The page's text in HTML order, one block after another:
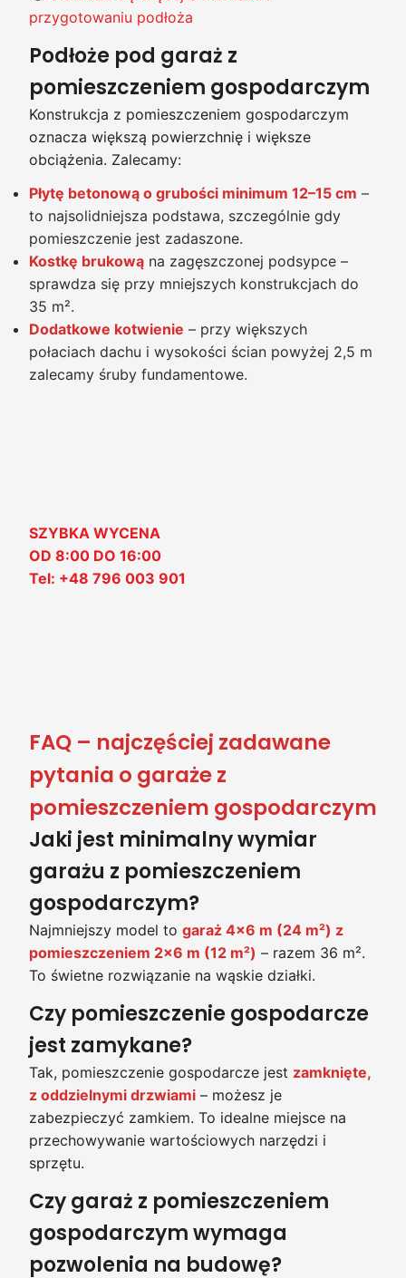
przygotowaniu podłoża
Podłoże pod garaż z
pomieszczeniem gospodarczym
Konstrukcja z pomieszczeniem gospodarczym
oznacza większą powierzchnię i większe
obciążenia. Zalecamy:
Płytę betonową o grubości minimum 12–15 cm –
to najsolidniejsza podstawa, szczególnie gdy
pomieszczenie jest zadaszone.
Kostkę brukową na zagęszczonej podsypce –
sprawdza się przy mniejszych konstrukcjach do
35 m².
Dodatkowe kotwienie – przy większych
połaciach dachu i wysokości ścian powyżej 2,5 m
zalecamy śruby fundamentowe.
SZYBKA WYCENA
OD 8:00 DO 16:00
Tel: +48 796 003 901
FAQ – najczęściej zadawane
pytania o garaże z
pomieszczeniem gospodarczym
Jaki jest minimalny wymiar
garażu z pomieszczeniem
gospodarczym?
Najmniejszy model to garaż 4×6 m (24 m²) z
pomieszczeniem 2×6 m (12 m²) – razem 36 m².
To świetne rozwiązanie na wąskie działki.
Czy pomieszczenie gospodarcze
jest zamykane?
Tak, pomieszczenie gospodarcze jest zamknięte,
z oddzielnymi drzwiami – możesz je
zabezpieczyć zamkiem. To idealne miejsce na
przechowywanie wartościowych narzędzi i
sprzętu.
Czy garaż z pomieszczeniem
gospodarczym wymaga
pozwolenia na budowę?